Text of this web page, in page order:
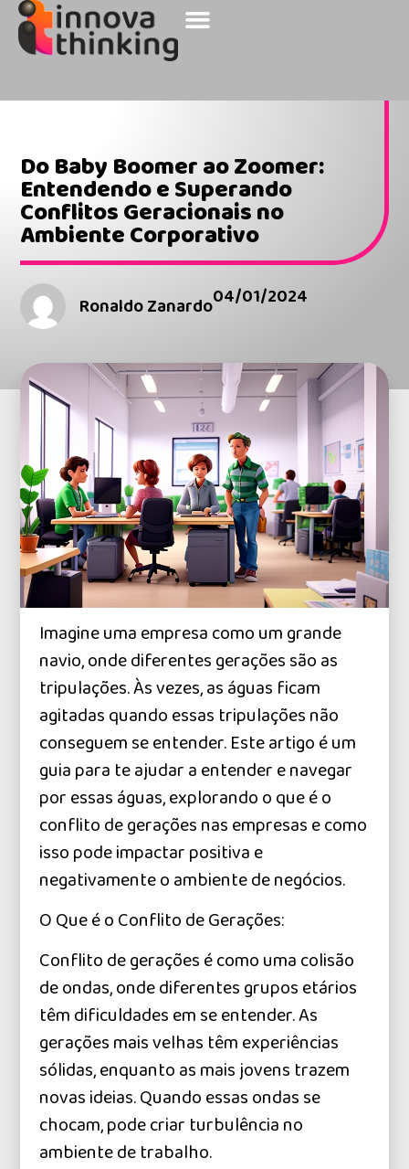
Do Baby Boomer ao Zoomer:
Entendendo e Superando
Conflitos Geracionais no
Ambiente Corporativo
Ronaldo Zanardo04/01/2024
Imagine uma empresa como um grande
navio, onde diferentes gerações são as
tripulações. Às vezes, as águas ficam
agitadas quando essas tripulações não
conseguem se entender. Este artigo é um
guia para te ajudar a entender e navegar
por essas águas, explorando o que é o
conflito de gerações nas empresas e como
isso pode impactar positiva e
negativamente o ambiente de negócios.
O Que é o Conflito de Gerações:
Conflito de gerações é como uma colisão
de ondas, onde diferentes grupos etários
têm dificuldades em se entender. As
gerações mais velhas têm experiências
sólidas, enquanto as mais jovens trazem
novas ideias. Quando essas ondas se
chocam, pode criar turbulência no
ambiente de trabalho.